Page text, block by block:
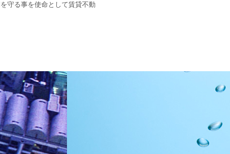
守る事を使命として賃貸不動